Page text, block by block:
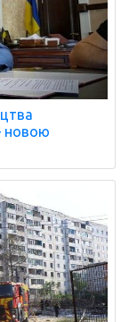
новою